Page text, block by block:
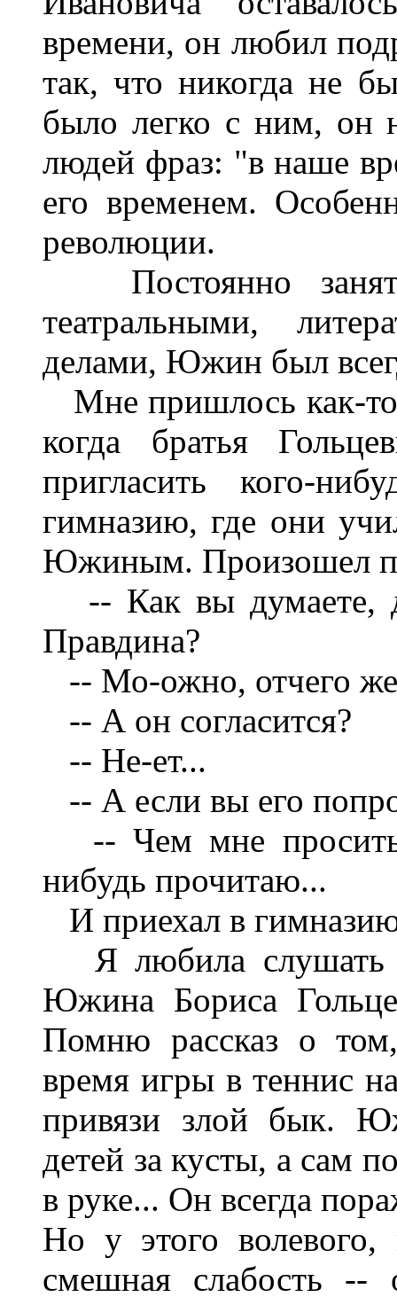
времени, он любил
так, что никогда не
было легко с ним,
людей фраз: "в наше
его временем.
революции.
Постоянно
театральными,
делами, Южин был
Мне пришлось как-то
когда братья
пригласить кого-
гимназию, где они
Южиным. Произошел
-- Как вы думаете,
Правдина?
-- Мо-ожно, отчего
-- А он согласится?
-- Не-ет...
-- А если вы его
-- Чем мне просить
нибудь прочитаю...
И приехал в
Я любила слушать
Южина Бориса
Помню рассказ о
время игры в теннис
привязи злой бык.
детей за кусты, а сам
в руке... Он всегда
Но у этого волевого,
смешная слабость --